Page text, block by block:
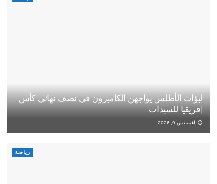
لبؤات الأطلس يواجهن الكاميرون في نصف نهائي كأس
إفريقيا للسيدات
أغسطس 9, 2026
رياضة